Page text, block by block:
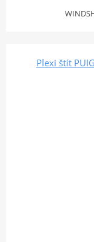
Plexi štít